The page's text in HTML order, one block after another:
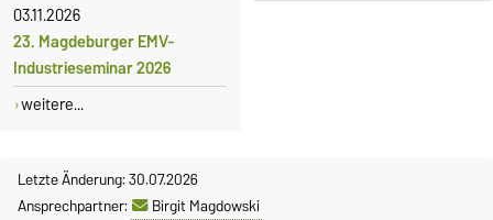
03.11.2026
23. Magdeburger EMV-
Industrieseminar 2026
weitere...
Letzte Änderung: 30.07.2026
Ansprechpartner:
Birgit Magdowski